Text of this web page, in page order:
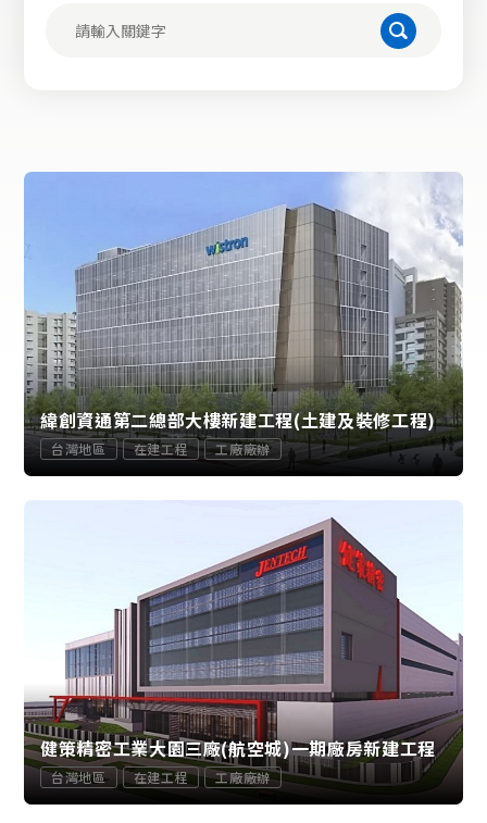
緯創資通第二總部大樓新建工程(土建及裝修工程)
台灣地區 在建工程 工廠廠辦
健策精密工業大園三廠(航空城)一期廠房新建工程
台灣地區 在建工程 工廠廠辦